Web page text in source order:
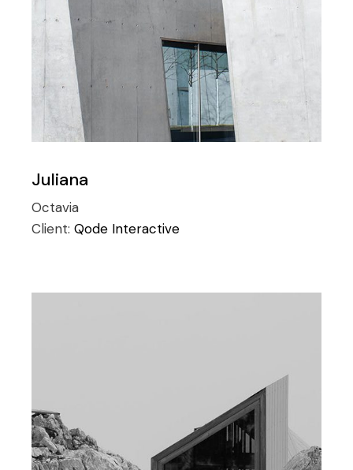
Juliana
Octavia
Client:Qode Interactive